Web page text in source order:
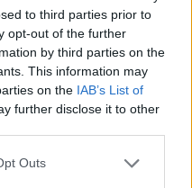
to third parties prior to
opt-out of the further
by third parties on the
This information may
on the IAB’s List of
further disclose it to other
uses one or more Google
Outs